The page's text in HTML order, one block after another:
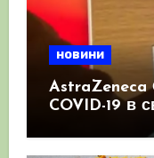
новини
AstraZeneca
COVID-19 в
като